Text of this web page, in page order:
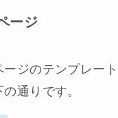
ージ
ージのテンプレー
通りです。